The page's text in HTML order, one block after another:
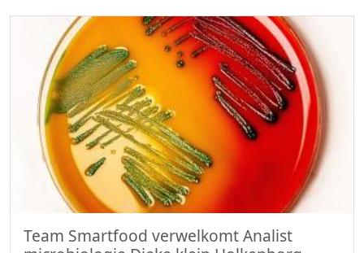
Team Smartfood verwelkomt Analist